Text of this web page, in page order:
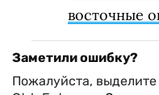
восточные
Заметили ошибку?
Пожалуйста,